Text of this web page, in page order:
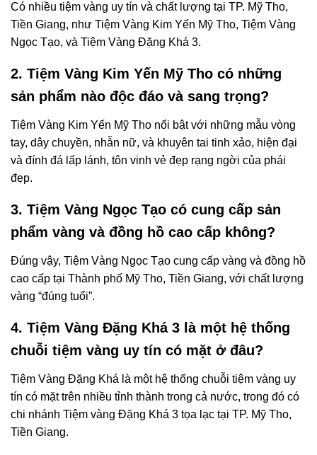
Có nhiều tiệm vàng uy tín và chất lượng tại TP. Mỹ Tho,
Tiền Giang, như Tiệm Vàng Kim Yến Mỹ Tho, Tiệm Vàng
Ngọc Tạo, và Tiệm Vàng Đặng Khá 3.
2. Tiệm Vàng Kim Yến Mỹ Tho có những
sản phẩm nào độc đáo và sang trọng?
Tiệm Vàng Kim Yến Mỹ Tho nổi bật với những mẫu vòng
tay, dây chuyền, nhẫn nữ, và khuyên tai tinh xảo, hiện đại
và đính đá lấp lánh, tôn vinh vẻ đẹp rạng ngời của phái
đẹp.
3. Tiệm Vàng Ngọc Tạo có cung cấp sản
phẩm vàng và đồng hồ cao cấp không?
Đúng vậy, Tiệm Vàng Ngọc Tạo cung cấp vàng và đồng hồ
cao cấp tại Thành phố Mỹ Tho, Tiền Giang, với chất lượng
vàng “đúng tuổi”.
4. Tiệm Vàng Đặng Khá 3 là một hệ thống
chuỗi tiệm vàng uy tín có mặt ở đâu?
Tiệm Vàng Đặng Khá là một hệ thống chuỗi tiệm vàng uy
tín có mặt trên nhiều tỉnh thành trong cả nước, trong đó có
chi nhánh Tiệm vàng Đặng Khá 3 tọa lạc tại TP. Mỹ Tho,
Tiền Giang.